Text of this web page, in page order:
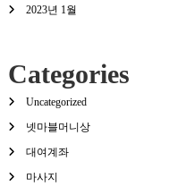
2023년 1월
Categories
Uncategorized
넷마블머니상
대여계좌
마사지